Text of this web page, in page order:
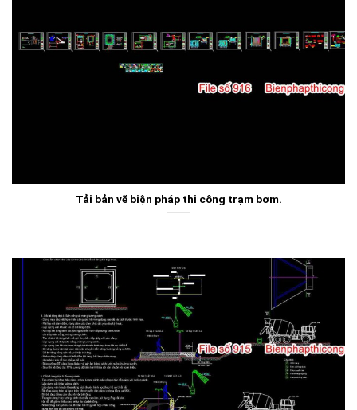
Tải bản vẽ biện pháp thi công trạm bơm.